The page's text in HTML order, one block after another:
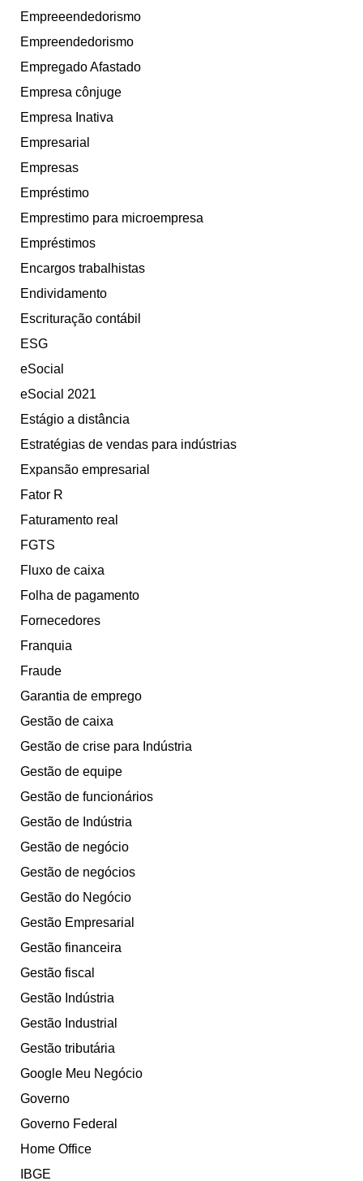
Empreeendedorismo
Empreendedorismo
Empregado Afastado
Empresa cônjuge
Empresa Inativa
Empresarial
Empresas
Empréstimo
Emprestimo para microempresa
Empréstimos
Encargos trabalhistas
Endividamento
Escrituração contábil
ESG
eSocial
eSocial 2021
Estágio a distância
Estratégias de vendas para indústrias
Expansão empresarial
Fator R
Faturamento real
FGTS
Fluxo de caixa
Folha de pagamento
Fornecedores
Franquia
Fraude
Garantia de emprego
Gestão de caixa
Gestão de crise para Indústria
Gestão de equipe
Gestão de funcionários
Gestão de Indústria
Gestão de negócio
Gestão de negócios
Gestão do Negócio
Gestão Empresarial
Gestão financeira
Gestão fiscal
Gestão Indústria
Gestão Industrial
Gestão tributária
Google Meu Negócio
Governo
Governo Federal
Home Office
IBGE